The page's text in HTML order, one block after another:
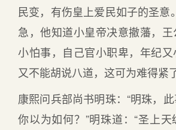
民变，有伤皇上爱民如子的圣意
急，他知道小皇帝决意撤藩，
小怕事，自己官小职卑，年纪
又不能胡说八道，这可为难得紧
康熙问兵部尚书明珠：“明珠，此
你以为如何？”明珠道：“圣上